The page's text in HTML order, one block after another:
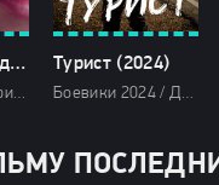
Слёборн: Эпидемия на острове (2024)
Драмы 2024 / Триллеры 2024 / Фантастические 2024 / Сериалы 2024 / Фильмы 2024 / Сериалы в озвучке TVShows / Смотреть фильмы онлайн
Турист (2024)
Боевики 2024 / Детективы 2024 / Драмы 2024 / Триллеры 2024 / Сериалы 2024 / Фильмы 2024 / Сериалы в озвучке TVShows / Сериалы в озвучке LostFilm / Сериалы в озвучке HDrezka Studio / Смотреть фильмы онлайн